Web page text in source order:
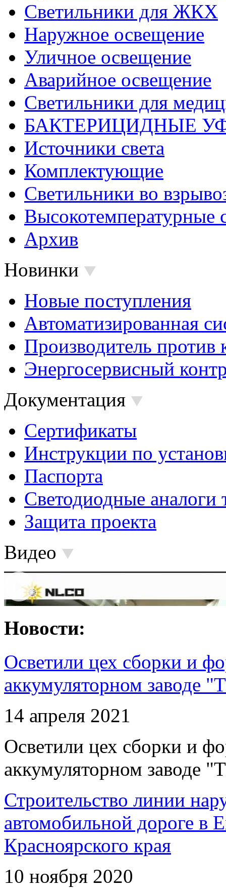
Светильники для ЖКХ
Наружное освещение
Уличное освещение
Аварийное освещение
Светильники для
БАКТЕРИЦИДНЫЕ
Источники света
Комплектующие
Светильники во
Высокотемпературные
Архив
Новинки
Новые поступления
Автоматизированная
Производитель против
Энергосервисный
Документация
Сертификаты
Инструкции по
Паспорта
Светодиодные аналоги
Защита проекта
Видео
Новости:
Осветили цех сборки и
аккумуляторном заводе
14 апреля 2021
Осветили цех сборки и
аккумуляторном заводе
Строительство линии
автомобильной дороге в
Красноярского края
10 ноября 2020